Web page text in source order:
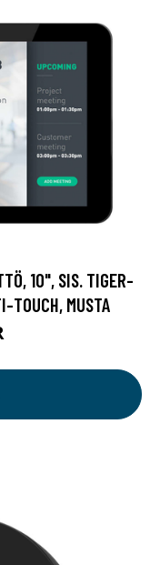
10", SIS. TIGER-
TOUCH, MUSTA